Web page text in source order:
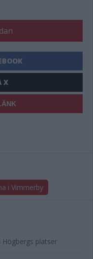
X
i Vimmerby
platser